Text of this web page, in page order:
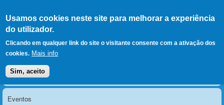
Usamos cookies neste site para melhorar a experiência
do utilizador.
Clicando em qualquer link do site o visitante consente com a ativação dos
cookies. Mais info
Sim, aceito
LERPARAVER , ir para a
página principal
O portal da visão diferente
Menu principal
Notícias
Eventos